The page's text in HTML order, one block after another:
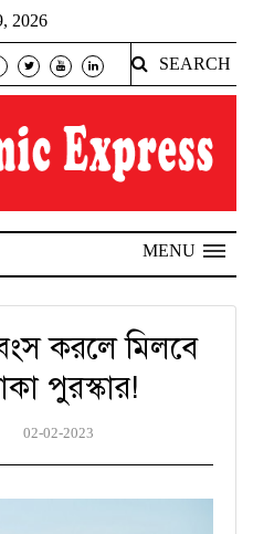
2026
SEARCH
MENU
করলে মিলবে
পুরস্কার!
02-02-2023